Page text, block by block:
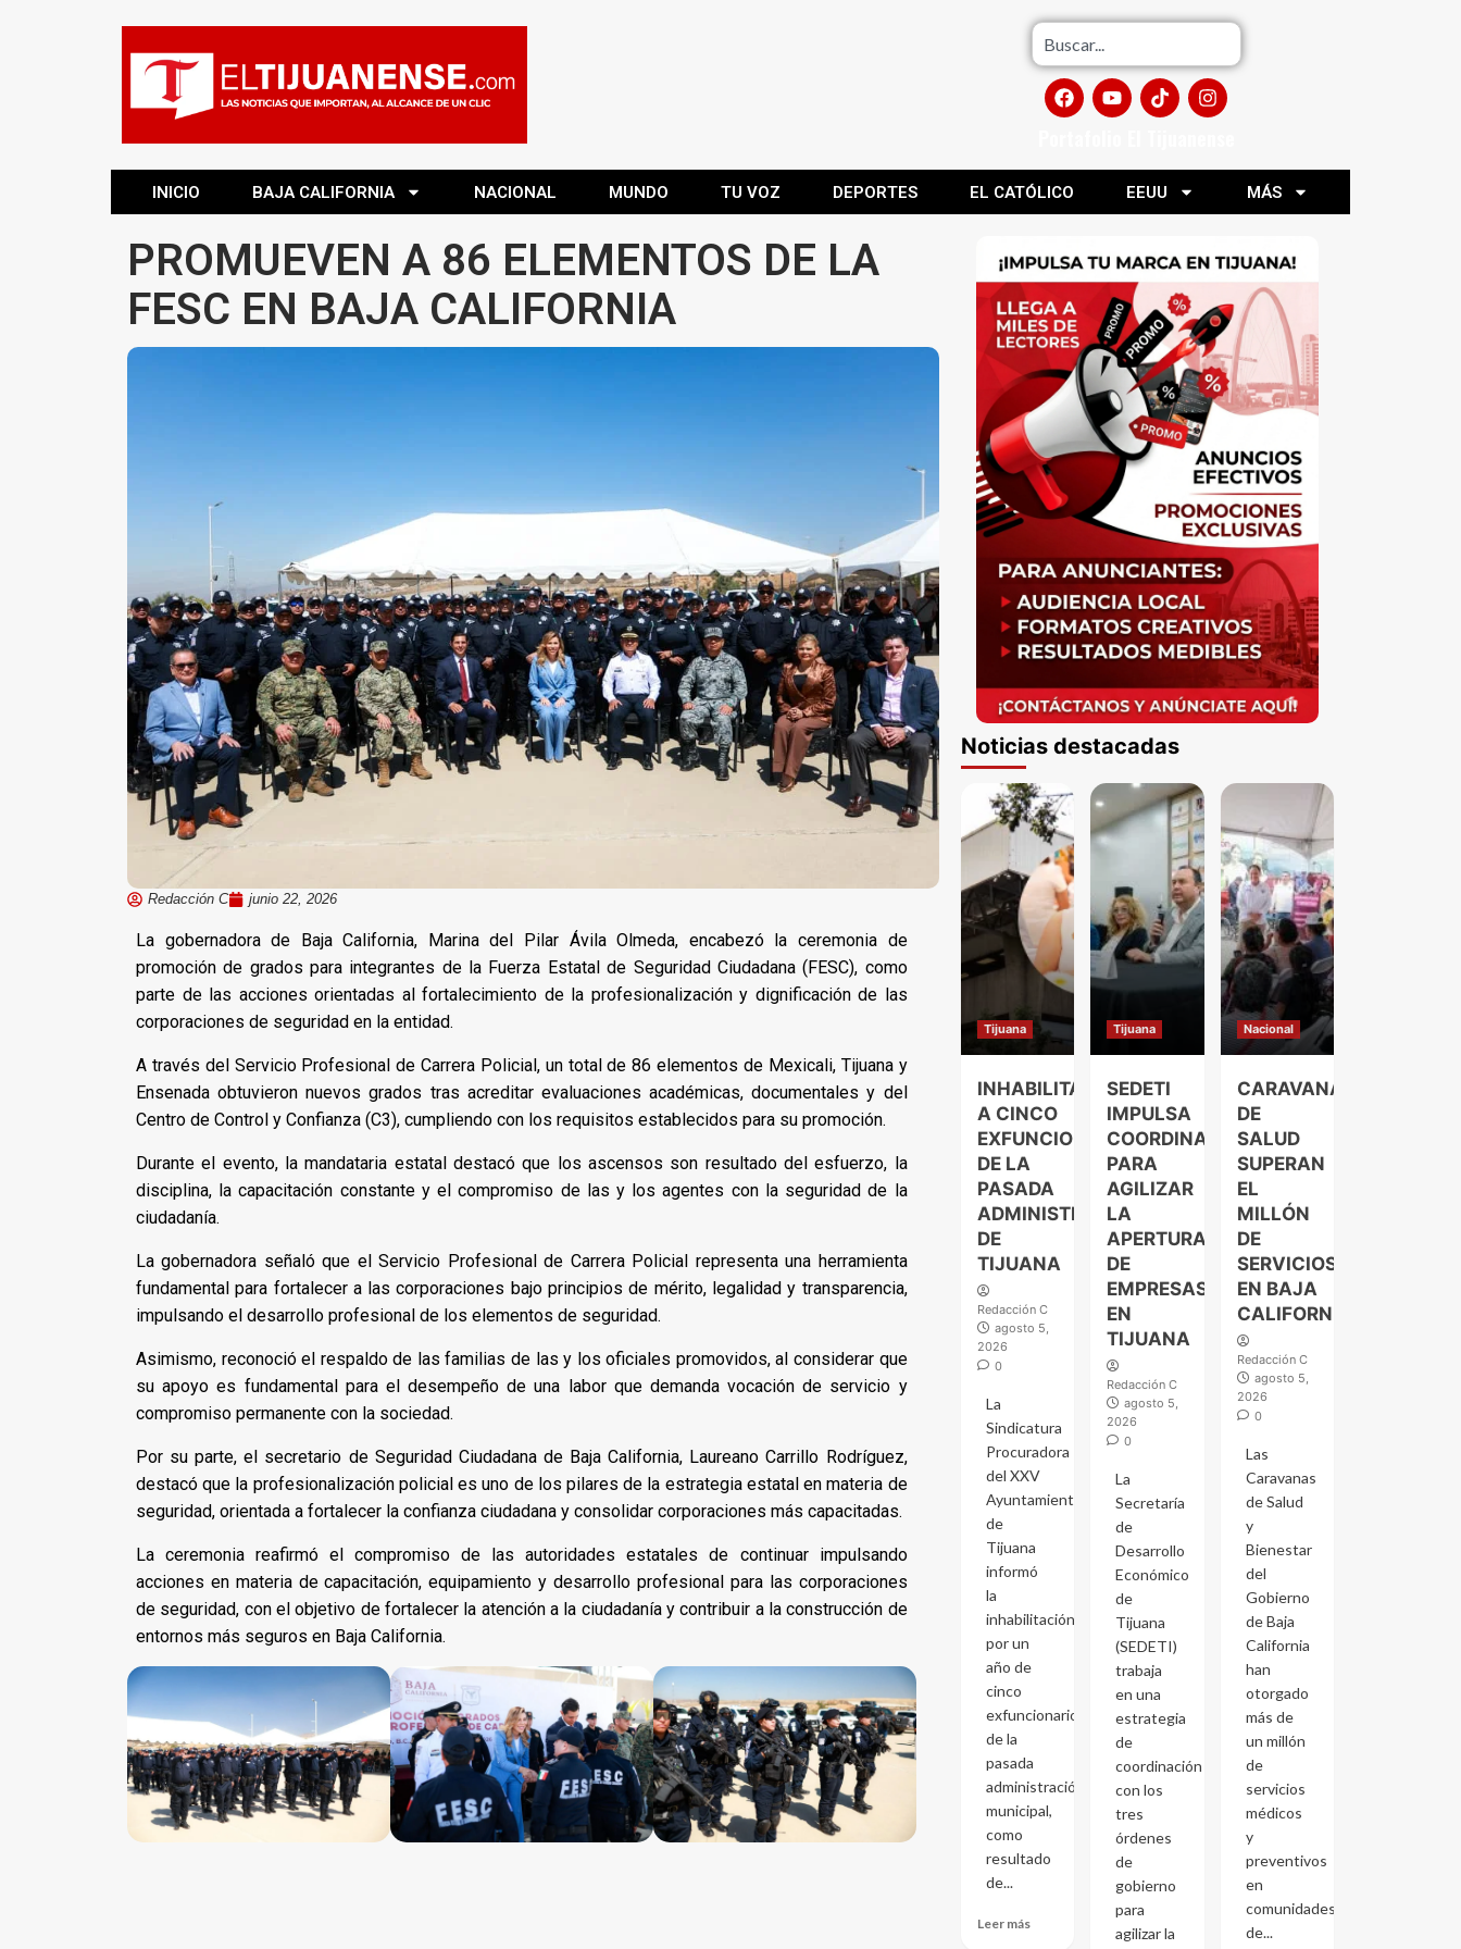
INICIO BAJA CALIFORNIA NACIONAL MUNDO TU VOZ DEPORTES EL CATÓLICO EEUU MÁS
PROMUEVEN A 86 ELEMENTOS DE LA
FESC EN BAJA CALIFORNIA
Redacción C junio 22, 2026
La gobernadora de Baja California, Marina del Pilar Ávila Olmeda, encabezó la ceremonia de
promoción de grados para integrantes de la Fuerza Estatal de Seguridad Ciudadana (FESC), como
parte de las acciones orientadas al fortalecimiento de la profesionalización y dignificación de las
corporaciones de seguridad en la entidad.
A través del Servicio Profesional de Carrera Policial, un total de 86 elementos de Mexicali, Tijuana y
Ensenada obtuvieron nuevos grados tras acreditar evaluaciones académicas, documentales y del
Centro de Control y Confianza (C3), cumpliendo con los requisitos establecidos para su promoción.
Durante el evento, la mandataria estatal destacó que los ascensos son resultado del esfuerzo, la
disciplina, la capacitación constante y el compromiso de las y los agentes con la seguridad de la
ciudadanía.
La gobernadora señaló que el Servicio Profesional de Carrera Policial representa una herramienta
fundamental para fortalecer a las corporaciones bajo principios de mérito, legalidad y transparencia,
impulsando el desarrollo profesional de los elementos de seguridad.
Asimismo, reconoció el respaldo de las familias de las y los oficiales promovidos, al considerar que
su apoyo es fundamental para el desempeño de una labor que demanda vocación de servicio y
compromiso permanente con la sociedad.
Por su parte, el secretario de Seguridad Ciudadana de Baja California, Laureano Carrillo Rodríguez,
destacó que la profesionalización policial es uno de los pilares de la estrategia estatal en materia de
seguridad, orientada a fortalecer la confianza ciudadana y consolidar corporaciones más capacitadas.
La ceremonia reafirmó el compromiso de las autoridades estatales de continuar impulsando
acciones en materia de capacitación, equipamiento y desarrollo profesional para las corporaciones
de seguridad, con el objetivo de fortalecer la atención a la ciudadanía y contribuir a la construcción de
entornos más seguros en Baja California.
Noticias destacadas
Tijuana
INHABILITAN
A CINCO
EXFUNCIONARIOS
DE LA
PASADA
ADMINISTRACIÓN
DE
TIJUANA
Redacción C
agosto 5,
2026
0
La
Sindicatura
Procuradora
del XXV
Ayuntamiento
de
Tijuana
informó
la
inhabilitación
por un
año de
cinco
exfuncionarios
de la
pasada
administración
municipal,
como
resultado
de...
Leer más
Tijuana
SEDETI
IMPULSA
COORDINACIÓN
PARA
AGILIZAR
LA
APERTURA
DE
EMPRESAS
EN
TIJUANA
Redacción C
agosto 5,
2026
0
La
Secretaría
de
Desarrollo
Económico
de
Tijuana
(SEDETI)
trabaja
en una
estrategia
de
coordinación
con los
tres
órdenes
de
gobierno
para
agilizar la
Nacional
CARAVANAS
DE
SALUD
SUPERAN
EL
MILLÓN
DE
SERVICIOS
EN BAJA
CALIFORNIA
Redacción C
agosto 5,
2026
0
Las
Caravanas
de Salud
y
Bienestar
del
Gobierno
de Baja
California
han
otorgado
más de
un millón
de
servicios
médicos
y
preventivos
en
comunidades
de...